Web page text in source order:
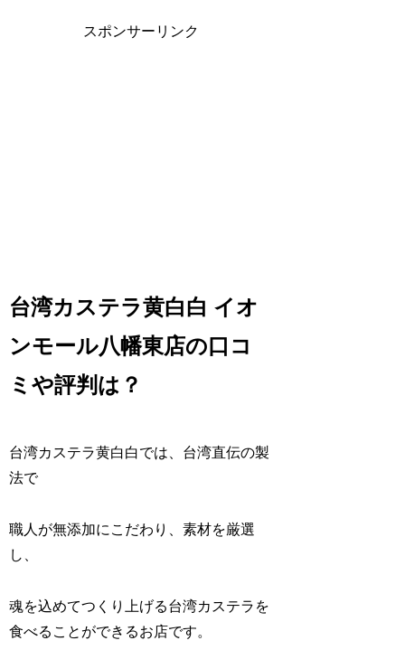
スポンサーリンク
台湾カステラ黄白白 イオ
ンモール八幡東店の口コ
ミや評判は？
台湾カステラ黄白白では、台湾直伝の製
法で
職人が無添加にこだわり、素材を厳選
し、
魂を込めてつくり上げる台湾カステラを
食べることができるお店です。